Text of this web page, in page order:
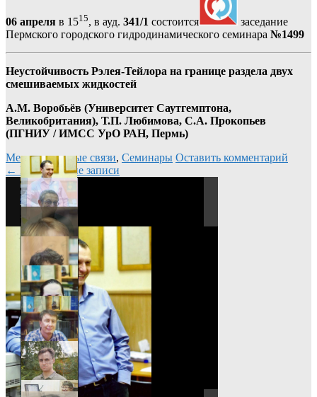
06 апреля в 1515, в ауд. 341/1 состоится
заседание
Пермского городского гидродинамического семинара №1499
Неустойчивость Рэлея-Тейлора на границе раздела двух
смешиваемых жидкостей
А.М. Воробьёв (Университет Саутгемптона,
Великобритания), Т.П. Любимова, С.А. Прокопьев
(ПГНИУ / ИМСС УрО РАН, Пермь)
Международные связи, Семинары Оставить комментарий
Навигация
записям
← Предыдущие записи